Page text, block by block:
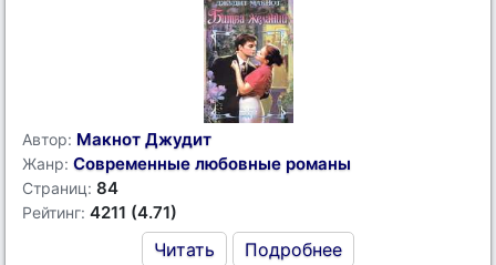
Автор: Макнот Джудит
Жанр: Современные любовные романы
Страниц: 84
Рейтинг: 4211 (4.71)
Читать Подробнее